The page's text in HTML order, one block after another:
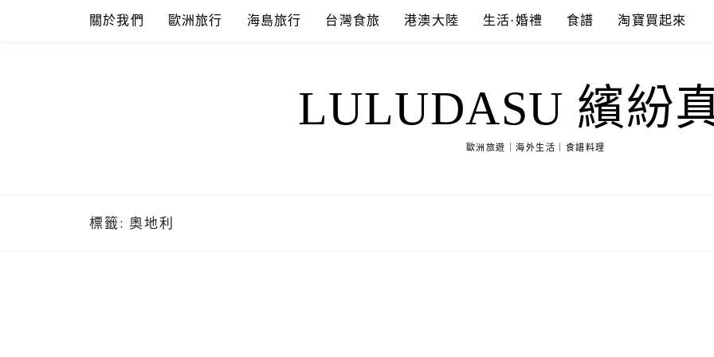
關於我們 歐洲旅行 海島旅行 台灣食旅 港澳大陸 生活·婚禮 食譜 淘寶買起來
LULUDASU 繽紛
歐洲旅遊｜海外生活｜食譜料理
標籤: 奧地利